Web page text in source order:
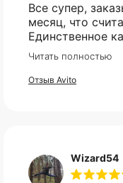
Все супер,
месяц, что
Единственное
оплата, но все
товар тоже
и в пупырке.
Читать полностью
Отзыв Avito
Wizard54
Популярное
Компьютеры